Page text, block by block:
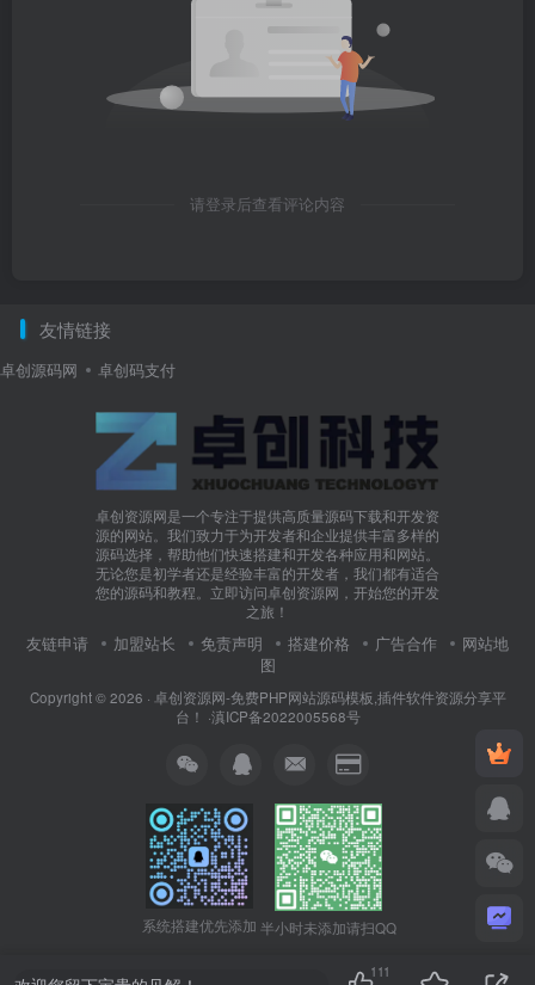
请登录后查看评论内容
友情链接
卓创源码网 卓创码支付
卓创资源网是一个专注于提供高质量源码下载和开发资
源的网站。我们致力于为开发者和企业提供丰富多样的
源码选择，帮助他们快速搭建和开发各种应用和网站。
无论您是初学者还是经验丰富的开发者，我们都有适合
您的源码和教程。立即访问卓创资源网，开始您的开发
之旅！
友链申请 加盟站长 免责声明 搭建价格 广告合作
网站地
图
Copyright © 2026 · 卓创资源网-免费PHP网站源码模板,插件软件资源分享平
台！ ·滇ICP备2022005568号
系统搭建优先添加 半小时未添加请扫QQ
111